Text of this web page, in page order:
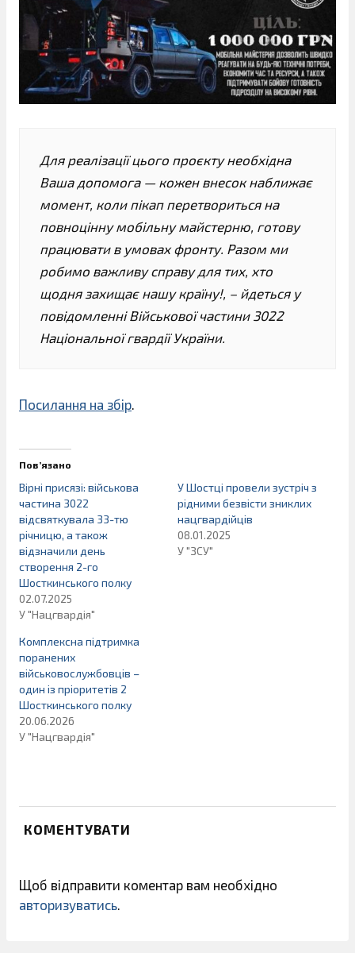
Для реалізації цього проєкту необхідна
Ваша допомога — кожен внесок наближає
момент, коли пікап перетвориться на
повноцінну мобільну майстерню, готову
працювати в умовах фронту. Разом ми
робимо важливу справу для тих, хто
щодня захищає нашу країну!, – йдеться у
повідомленні Військової частини 3022
Національної гвардії України.
Посилання на збір
Пов’язано
Вірні присязі: військова
частина 3022
відсвяткувала 33-тю
річницю, а також
відзначили день
створення 2-го
Шосткинського полку
02.07.2025
У "Нацгвардія"
У Шостці провели зустріч з
рідними безвісти зниклих
нацгвардійців
08.01.2025
У "ЗСУ"
Комплексна підтримка
поранених
військовослужбовців –
один із пріоритетів 2
Шосткинського полку
20.06.2026
У "Нацгвардія"
КОМЕНТУВАТИ
Щоб відправити коментар вам необхідно
авторизуватись.